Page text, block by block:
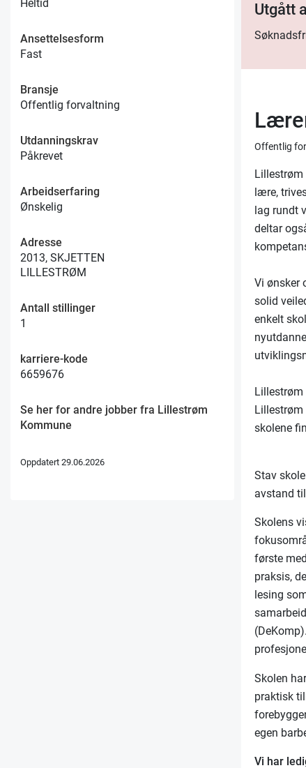
Heltid
Ansettelsesform
Fast
Bransje
Offentlig forvaltning
Utdanningskrav
Påkrevet
Arbeidserfaring
Ønskelig
Adresse
2013, SKJETTEN
LILLESTRØM
Antall stillinger
1
karriere-kode
6659676
Se her for andre jobber fra Lillestrøm
Kommune
Oppdatert 29.06.2026
Utgått
Offentlig
Lillestrøm
lære,
lag rundt
deltar
Vi ønsker
solid
enkelt
Lillestrøm
skolene
Stav
avstand
Skolens
første
praksis,
lesing
Skolen
praktisk
egen
Vi har